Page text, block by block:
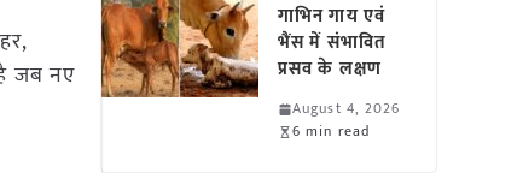
जब नए
गाभिन गाय एवं
भैंस में संभावित
प्रसव के लक्षण
August 4, 2026
6 min read